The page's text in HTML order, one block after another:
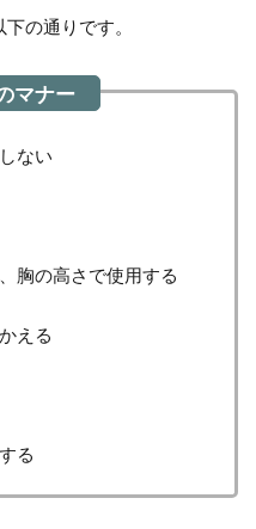
の通りです。
ない
胸の高さで使用する
える
る